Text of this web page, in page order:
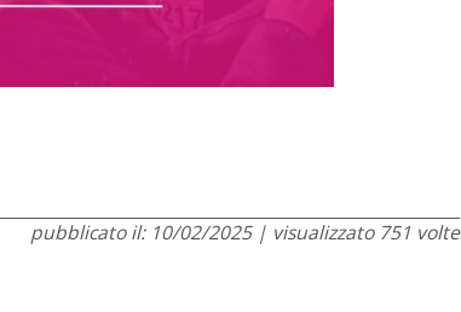
pubblicato il: 10/02/2025 | visualizzato 751 volte